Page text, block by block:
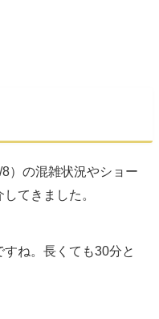
）の混雑状況やショー
てきました。
ね。長くても30分と